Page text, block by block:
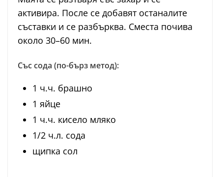
активира. После се добавят останалите
съставки и се разбърква. Сместа почива
около 30–60 мин.
Със сода (по-бърз метод):
1 ч.ч. брашно
1 яйце
1 ч.ч. кисело мляко
1/2 ч.л. сода
щипка сол